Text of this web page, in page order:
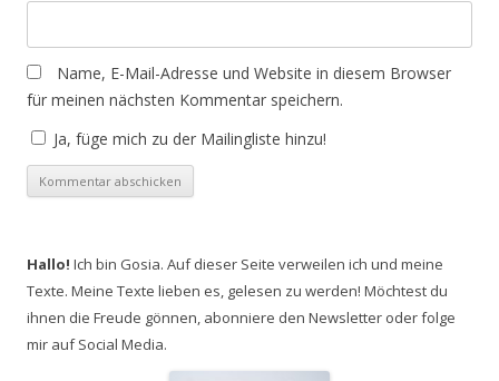
Name, E-Mail-Adresse und Website in diesem Browser
für meinen nächsten Kommentar speichern.
Ja, füge mich zu der Mailingliste hinzu!
Hallo! Ich bin Gosia. Auf dieser Seite verweilen ich und meine
Texte. Meine Texte lieben es, gelesen zu werden! Möchtest du
ihnen die Freude gönnen, abonniere den Newsletter oder folge
mir auf Social Media.